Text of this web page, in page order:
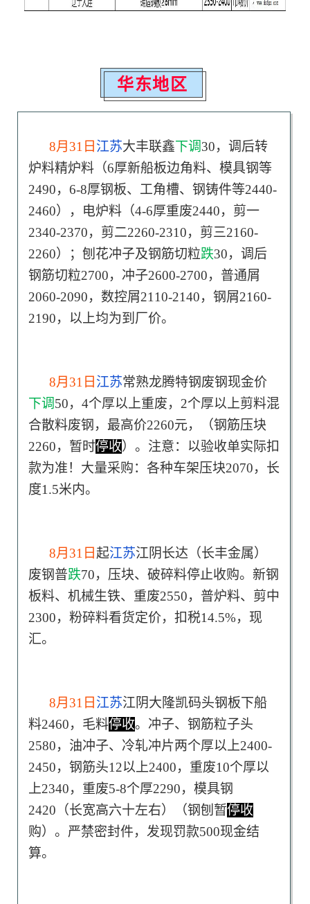
华东地区
8月31日 江苏大丰联鑫下调30，调后转
炉料精炉料（6厚新船板边角料、模具钢等
2490，6-8厚钢板、工角槽、钢铸件等2440-
2460），电炉料（4-6厚重废2440，剪一
2340-2370，剪二2260-2310，剪三2160-
2260）；刨花冲子及钢筋切粒跌30，调后
钢筋切粒2700，冲子2600-2700，普通屑
2060-2090，数控屑2110-2140，钢屑2160-
2190，以上均为到厂价。
8月31日 江苏常熟龙腾特钢废钢现金价
下调50，4个厚以上重废，2个厚以上剪料混
合散料废钢，最高价2260元，（钢筋压块
2260，暂时停收）。注意：以验收单实际扣
款为准！大量采购：各种车架压块2070，长
度1.5米内。
8月31日 起江苏江阴长达（长丰金属）
废钢普跌70，压块、破碎料停止收购。新钢
板料、机械生铁、重废2550，普炉料、剪中
2300，粉碎料看货定价，扣税14.5%，现
汇。
8月31日 江苏江阴大隆凯码头钢板下船
料2460，毛料停收。冲子、钢筋粒子头
2580，油冲子、冷轧冲片两个厚以上2400-
2450，钢筋头12以上2400，重废10个厚以
上2340，重废5-8个厚2290，模具钢
2420（长宽高六十左右）（钢刨暂停收
购）。严禁密封件，发现罚款500现金结
算。